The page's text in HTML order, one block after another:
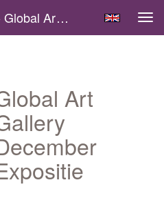
Catharina Van Ameijde - Global Art Gallery December Expositie
Art